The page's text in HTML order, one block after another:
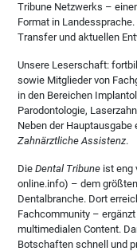
Tribune Netzwerks –
Format in
Transfer und aktuellen
Unsere Leserschaft:
sowie Mitglieder von
in den Bereichen
Parodontologie,
Neben der
Zahnärztliche Assistenz.
DieDental Tribune ist eng
online.info) – dem
Dentalbranche. Dort
Fachcommunity –
multimedialen Content.
Botschaften schnell und